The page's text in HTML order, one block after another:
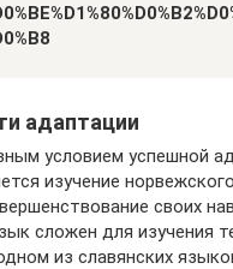
адаптации
условием успешной
изучение
своих
сложен для изучения
из славянских